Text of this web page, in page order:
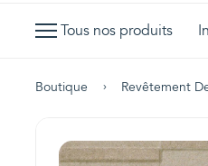
Tous nos produits
Boutique Revêtement